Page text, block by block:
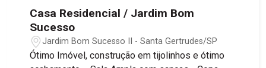
Casa Residencial / Jardim Bom
Sucesso
Jardim Bom Sucesso II - Santa Gertrudes/SP
Ótimo Imóvel, construção em tijolinhos e ótimo